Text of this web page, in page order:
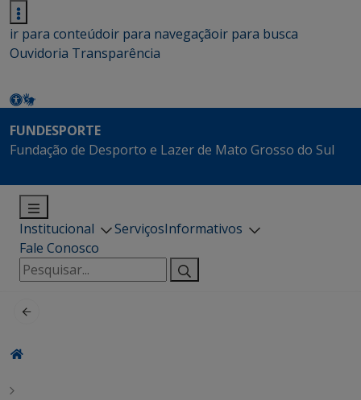
ir para conteúdoir para navegaçãoir para busca
Ouvidoria Transparência
FUNDESPORTE
Fundação de Desporto e Lazer de Mato Grosso do Sul
Institucional ServiçosInformativos
Fale Conosco
Pesquisar
por: